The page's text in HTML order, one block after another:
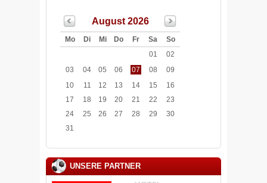
August 2026
Mo Di Mi Do Fr Sa
So
01
02
03
04 05 06 07 08
09
10
11 12 13 14 15
16
17
18 19 20 21 22
23
24
25 26 27 28 29
30
31
UNSERE PARTNER